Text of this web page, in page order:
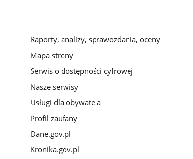
Raporty, analizy, sprawozdania, oceny
Mapa strony
Serwis o dostępności cyfrowej
Nasze serwisy
Usługi dla obywatela
Profil zaufany
Dane.gov.pl
Kronika.gov.pl